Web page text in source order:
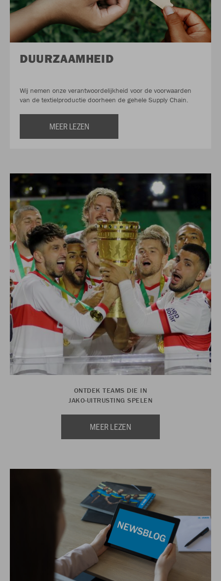
DUURZAAMHEID
Wij nemen onze verantwoordelijkheid voor de voorwaarden
van de textielproductie doorheen de gehele Supply Chain.
MEER LEZEN
ONTDEK TEAMS DIE IN
JAKO-UITRUSTING SPELEN
MEER LEZEN